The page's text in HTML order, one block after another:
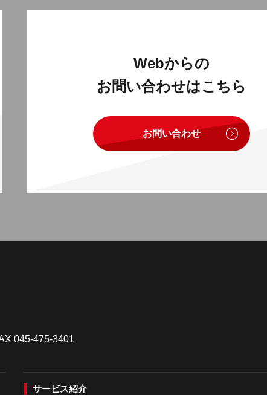
Webからの
お問い合わせはこちら
お問い合わせ
045-475-3401
サービス紹介